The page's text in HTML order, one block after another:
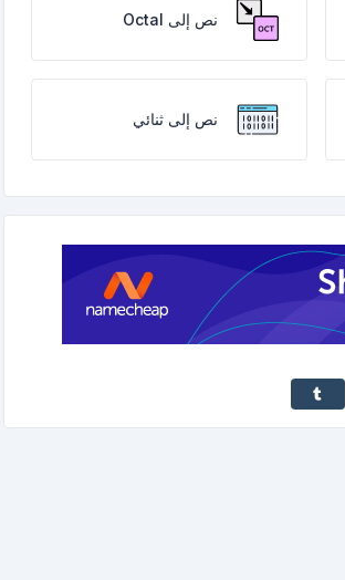
نص إلى Octal
نص إلى ثنائي